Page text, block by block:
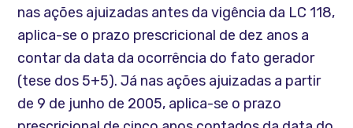
nas ações ajuizadas antes da vigência da LC 118,
aplica-se o prazo prescricional de dez anos a
contar da data da ocorrência do fato gerador
(tese dos 5+5). Já nas ações ajuizadas a partir
de 9 de junho de 2005, aplica-se o prazo